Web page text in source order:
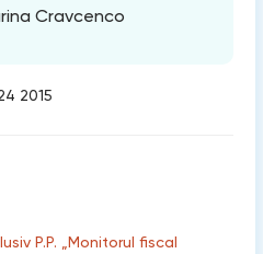
Cravcenco
2015
P.P. „Monitorul fiscal